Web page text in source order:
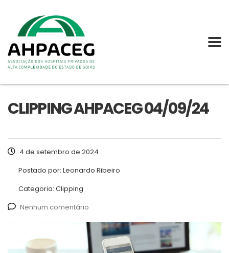
CLIPPING AHPACEG 04/09/24
4 de setembro de 2024
Postado por: Leonardo Ribeiro
Categoria: Clipping
Nenhum comentário